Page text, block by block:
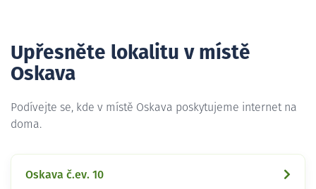
Upřesněte lokalitu v místě
Oskava
Podívejte se, kde v místě Oskava poskytujeme internet na
doma.
Oskava č.ev. 10